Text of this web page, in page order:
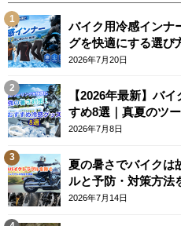
バイク用冷感インナ
グを快適にする選び
2026年7月20日
【2026年最新】バ
すめ8選｜真夏のツ
テム
2026年7月8日
夏の暑さでバイクは
ルと予防・対策方法
2026年7月14日